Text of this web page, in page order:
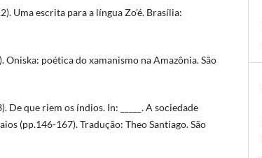
Uma escrita para a língua Zo’é. Brasília:
Oniska: poética do xamanismo na Amazônia. São
De que riem os índios. In: _____. A sociedade
(pp.146-167). Tradução: Theo Santiago. São